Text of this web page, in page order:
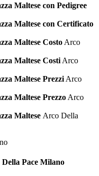
Maltese con Pedigree
Maltese con Certificato
Maltese Costo Arco
Maltese Costi Arco
Maltese Prezzi Arco
Maltese Prezzo Arco
Maltese Arco Della
Pace Milano